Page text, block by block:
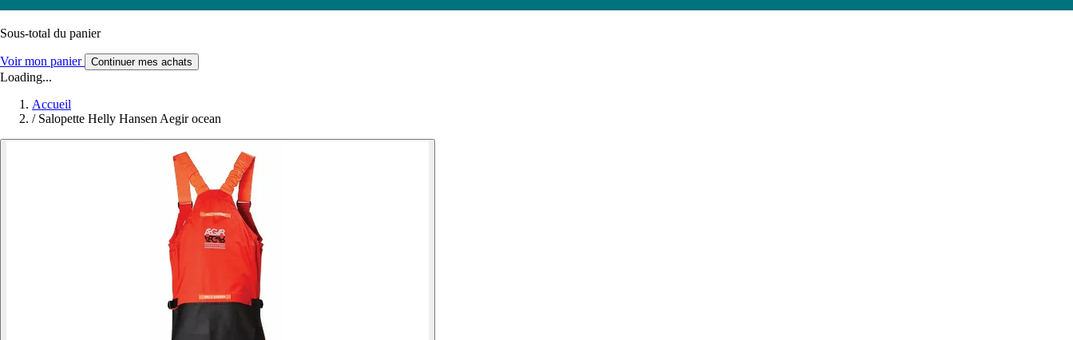
Sous-total du panier
Voir mon panier Continuer mes achats
Loading...
Accueil
/ Salopette Helly Hansen Aegir ocean